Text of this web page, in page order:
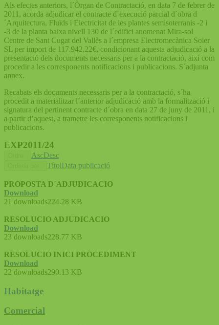
Als efectes anteriors, l´Òrgan de Contractació, en data 7 de febrer de
2011, acorda adjudicar el contracte d´execució parcial d´obra d
´Arquitectura, Fluïds i Electricitat de les plantes semisoterranis -2 i
-3 de la planta baixa nivell 130 de l´edifici anomenat Mira-sol
Centre de Sant Cugat del Vallès a l´empresa Electromecànica Soler
SL per import de 117.942,22€, condicionant aquesta adjudicació a la
presentació dels documents necessaris per a la contractació, així com
procedir a les corresponents notificacions i publicacions. S´adjunta
annex.
Recabats els documents necessaris per a la contractació, s´ha
procedit a materialitzar l´anterior adjudicació amb la formalització i
signatura del pertinent contracte d´obra en data 27 de juny de 2011, i
a partir d’aquest, a trametre les corresponents notificacions i
publicacions.
EXP2011/24
AscDesc
TítolData publicació
PROPOSTA D´ADJUDICACIO
Download
21 downloads224.28 KB
RESOLUCIO ADJUDICACIO
Download
23 downloads228.77 KB
RESOLUCIO INICI PROCEDIMENT
Download
22 downloads290.13 KB
Habitatge
Comercial